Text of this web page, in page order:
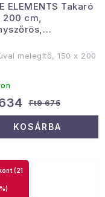
ELEMENTS Takaró
200 cm,
melegítő, 150 x 200
Ft9 675
KOSÁRBA
(21
%)